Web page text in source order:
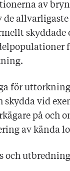
av
för
skydda vid
på och
av kända
och